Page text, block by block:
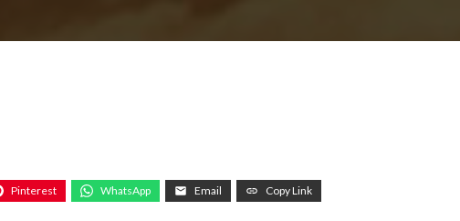
Pinterest WhatsApp Email Copy Link